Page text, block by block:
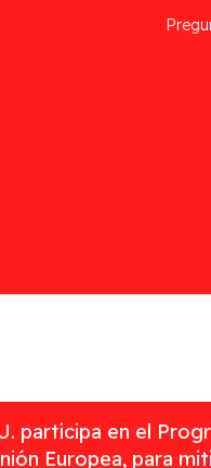
participa en el
Europea, para